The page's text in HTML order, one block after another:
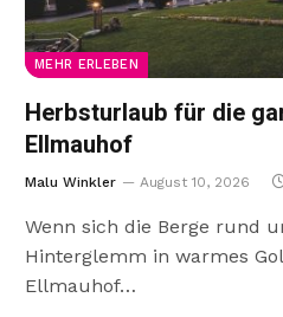
MEHR ERLEBEN
Herbsturlaub für die
Ellmauhof
Malu Winkler August 10, 2026
Wenn sich die Berge rund
Hinterglemm in warmes
Ellmauhof…